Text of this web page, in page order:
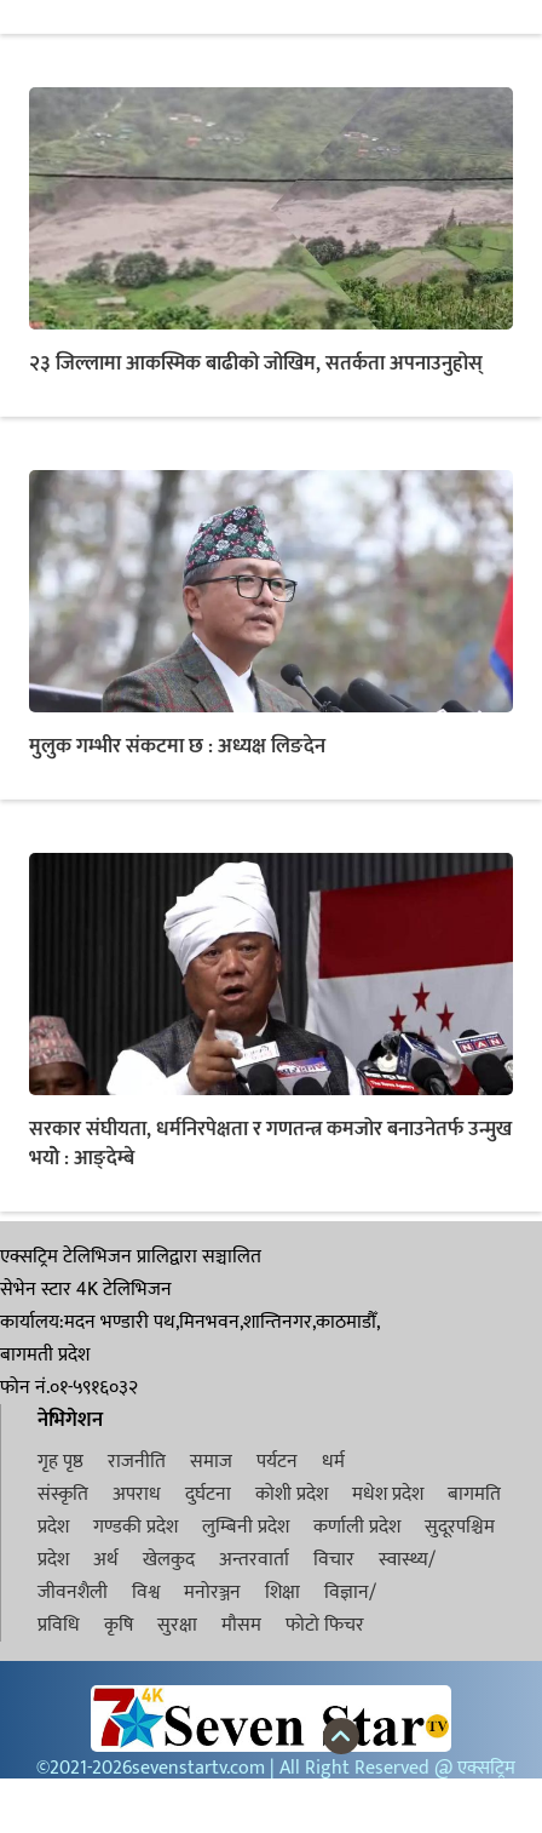
२३ जिल्लामा आकस्मिक बाढीको जोखिम, सतर्कता अपनाउनुहोस्
मुलुक गम्भीर संकटमा छ : अध्यक्ष लिङदेन
सरकार संघीयता, धर्मनिरपेक्षता र गणतन्त्र कमजोर बनाउनेतर्फ उन्मुख
भयोे : आङ्देम्बे
एक्सट्रिम टेलिभिजन प्रालिद्वारा सञ्चालित
सेभेन स्टार 4K टेलिभिजन
कार्यालय:मदन भण्डारी पथ,मिनभवन,शान्तिनगर,काठमाडौँ,
बागमती प्रदेश
फोन नं.०१-५९१६०३२
नेभिगेशन
गृह पृष्ठ राजनीति समाज पर्यटन
धर्म
संस्कृति
अपराध दुर्घटना कोशी प्रदेश मधेश प्रदेश
बागमति
प्रदेश
गण्डकी प्रदेश लुम्बिनी प्रदेश कर्णाली प्रदेश
सुदूरपश्चिम
प्रदेश
अर्थ खेलकुद अन्तरवार्ता विचार
स्वास्थ्य/
जीवनशैली
विश्व मनोरञ्जन शिक्षा
विज्ञान/
प्रविधि
कृषि सुरक्षा मौसम फोटो फिचर
©2021-2026sevenstartv.com | All Right Reserved @ एक्सट्रिम